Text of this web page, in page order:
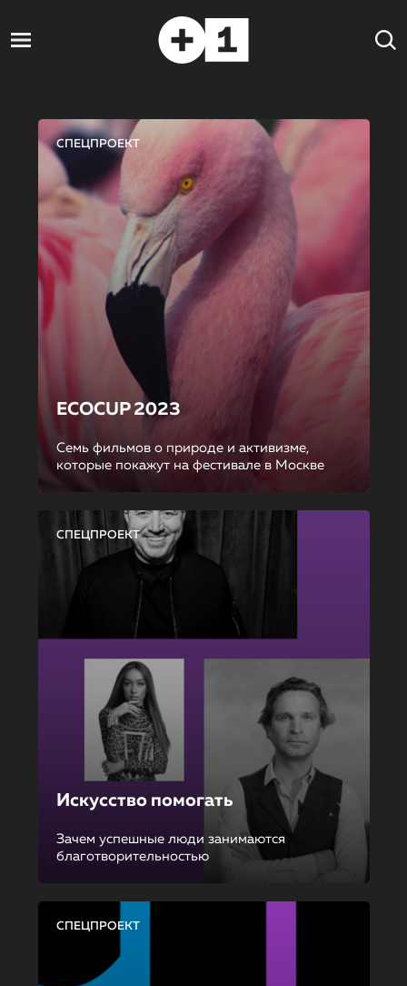
СПЕЦПРОЕКТ
ECOCUP 2023
Семь фильмов о природе и активизме,
которые покажут на фестивале в Москве
СПЕЦПРОЕКТ
Искусство помогать
Зачем успешные люди занимаются
благотворительностью
СПЕЦПРОЕКТ